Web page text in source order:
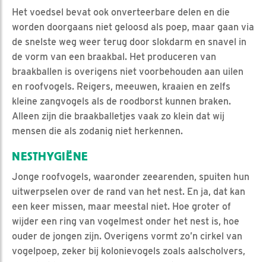
Het voedsel bevat ook onverteerbare delen en die
worden doorgaans niet geloosd als poep, maar gaan via
de snelste weg weer terug door slokdarm en snavel in
de vorm van een braakbal. Het produceren van
braakballen is overigens niet voorbehouden aan uilen
en roofvogels. Reigers, meeuwen, kraaien en zelfs
kleine zangvogels als de roodborst kunnen braken.
Alleen zijn die braakballetjes vaak zo klein dat wij
mensen die als zodanig niet herkennen.
NESTHYGIËNE
Jonge roofvogels, waaronder zeearenden, spuiten hun
uitwerpselen over de rand van het nest. En ja, dat kan
een keer missen, maar meestal niet. Hoe groter of
wijder een ring van vogelmest onder het nest is, hoe
ouder de jongen zijn. Overigens vormt zo’n cirkel van
vogelpoep, zeker bij kolonievogels zoals aalscholvers,